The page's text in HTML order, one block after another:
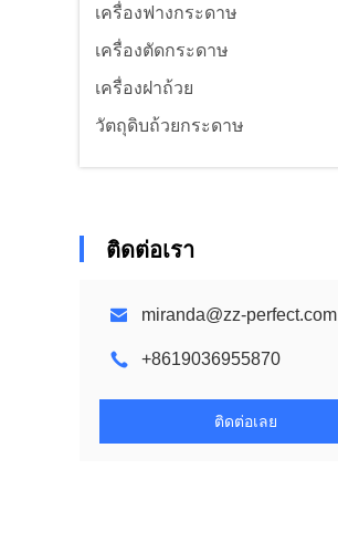
เครื่องฟางกระดาษ
เครื่องตัดกระดาษ
เครื่องฝาถ้วย
วัตถุดิบถ้วยกระดาษ
ติดต่อเรา
miranda@zz-perfect.com
+8619036955870
ติดต่อเลย